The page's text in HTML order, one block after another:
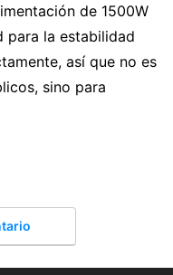
de 1500W
para la estabilidad
así que no es
sino para